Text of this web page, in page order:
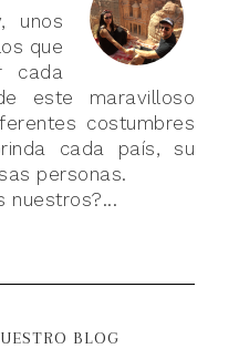
unos
que
cada
este maravilloso
costumbres
cada país, su
personas.
nuestros?...
BLOG